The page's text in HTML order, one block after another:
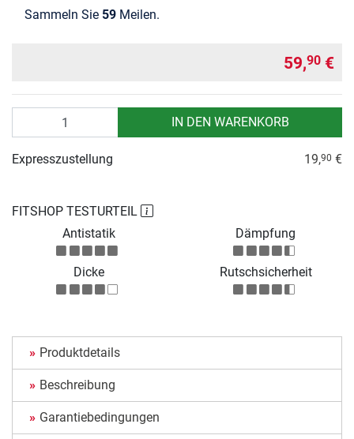
Sammeln Sie 59 Meilen.
59,90 €
IN DEN WARENKORB
FITSHOP TESTURTEIL
Antistatik
Dämpfung
Dicke Rutschsicherheit
Expresszustellung 19,90 €
Produktdetails
Beschreibung
Garantiebedingungen